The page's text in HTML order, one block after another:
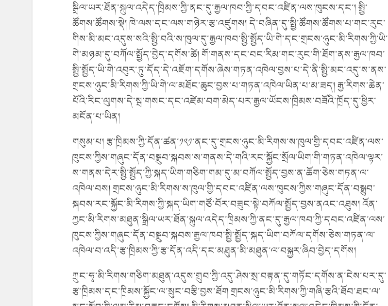
སྒྲིལ་ཡར་ཐོན་སྐུལ་འདེད་ཁྲིམས་ཀྱི་ནང་དུ་རྒྱལ་ཁབ་ཀྱི་དབང་འཛིན་ལས་ཁུངས་དང་། སྤྱི་
ཚོགས་ཚོགས་སྡེ། ཁེ་ལས་དང་ལས་གཉེར་རྩ་འཛུགས། དེ་བཞིན་དུ་སྤྱི་ཚོགས་ཚོགས་པ་གང་རུང་
གིས་མི་མང་འདུས་སའི་སྤྱི་བའི་ས་ཁུལ་དུ་རྒྱལ་ཁབ་སྤྱི་སྤྱོད་ཡི་གེ་དང་གྲངས་ཉུང་མི་རིགས་ཀྱི་ཡི་
གེ་མཉམ་དུ་བཀོལ་སྤྱོད་བྱེད་དགོས་ཚེ། གོ་གནས་དང་བང་རིམ་གང་རུང་གི་ཐོག་ནས་རྒྱལ་ཁབ་
སྤྱི་སྤྱོད་ཡི་གེ་འབུར་ཏུ་དོད་དེ་འཇོག་དགོས་ཞེས་གཏན་འཁེལ་བྱས་པ་དེ་ནི་སྤྱི་མང་འདུ་ས་ནས་
གྲངས་ཉུང་མི་རིགས་ཀྱི་ཡི་གེ་ལ་མཐོང་ཆུང་བྱས་པ་གཏན་འཁེལ་ཡིན་པ་མ་ཟད། རྒྱ་རིགས་ཆེན་
པོའི་རིང་ལུགས་དེ་སྦ་གསང་དང་འཛེམ་བག་མེད་པར་རྒྱལ་ཡོངས་ཁྲིམས་བཟོའི་ཁྲོད་དུ་ཕྱིར་
མངོན་པ་ཡིན།
གསུམ་པ། རྩ་ཁྲིམས་ཀྱི་དོན་ཚན་༡༢༡་ནང་དུ་གྲངས་ཉུང་མི་རིགས་ས་ཁུལ་གྱི་དབང་འཛིན་ལས་
ཁུངས་ཀྱིས་གཞུང་དོན་བསྒྲུབ་སྐབས་ས་གནས་དེ་གའི་རང་སྐྱོང་སྲོལ་ཡིག་གི་གཏན་འཁེལ་ལྟར་
ས་གནས་དེར་སྤྱི་སྤྱོད་ཀྱི་སྐད་ཡིག་གཅིག་གམ་དུ་མ་བཀོལ་སྤྱོད་བྱས་ན་ཆོག་ཅེས་གཏན་ལ་
འཁེལ་བས། གྲངས་ཉུང་མི་རིགས་ས་ཁུལ་གྱི་དབང་འཛིན་ལས་ཁུངས་ཀྱིས་གཞུང་དོན་བསྒྲུབ་
སྐབས་རང་སྐྱོང་མི་རིགས་ཀྱི་སྐད་ཡིག་གཙོ་བོར་བཟུང་སྟེ་བཀོལ་སྤྱོད་བྱས་ནའང་འཐུས། འོན་
ཀྱང་མི་རིགས་མཐུན་སྒྲིལ་ཡར་ཐོན་སྐུལ་འདེད་ཁྲིམས་ཀྱི་ནང་དུ་རྒྱལ་ཁབ་ཀྱི་དབང་འཛིན་ལས་
ཁུངས་ཀྱིས་གཞུང་དོན་བསྒྲུབ་སྐབས་རྒྱལ་ཁབ་སྤྱི་སྤྱོད་སྐད་ཡིག་བཀོལ་དགོས་ཅེས་གཏན་ལ་
འཁེལ་བ་འདི་རྩ་ཁྲིམས་ཀྱི་རྩ་དོན་འདི་དང་མཐུན་མི་མཐུན་ལ་བསྐྱར་ཞིབ་བྱེད་དགོས།
ཀྲུང་ཧྭ་མི་རིགས་གཅིག་མཐུན་འདུས་གྲུབ་ཀྱི་འདུ་ཤེས་སྲ་བརྟན་དུ་གཏོང་དགོས་ན་ངེས་པར་དུ་
རྩ་ཁྲིམས་དང་ཁྲིམས་སྐྱོང་ལ་སྲུང་བརྩི་བྱས་ཐོག གྲངས་ཉུང་མི་རིགས་ཀྱི་གཞི་རྩའི་ཐོབ་ཐང་ལ་